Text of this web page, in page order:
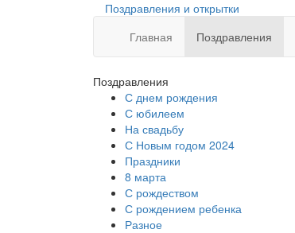
Поздравления и открытки
Главная
Поздравления
Поздравления
С днем рождения
С юбилеем
На свадьбу
С Новым годом 2024
Праздники
8 марта
С рождеством
С рождением ребенка
Разное